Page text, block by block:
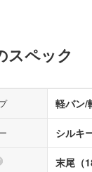
スペック
軽バン/
シルキ
末尾（